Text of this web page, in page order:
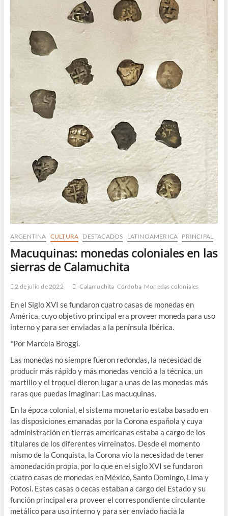
ARGENTINA CULTURA DESTACADOS LATINOAMERICA PRINCIPAL
Macuquinas: monedas coloniales en las
sierras de Calamuchita
2 de julio de 2022 Calamuchita Córdoba Monedas coloniales
En el Siglo XVI se fundaron cuatro casas de monedas en
América, cuyo objetivo principal era proveer moneda para uso
interno y para ser enviadas a la península Ibérica.
*Por Marcela Broggi.
Las monedas no siempre fueron redondas, la necesidad de
producir más rápido y más monedas venció a la técnica, un
martillo y el troquel dieron lugar a unas de las monedas más
raras que puedas imaginar: Las macuquinas.
En la época colonial, el sistema monetario estaba basado en
las disposiciones emanadas por la Corona española y cuya
administración en tierras americanas estaba a cargo de los
titulares de los diferentes virreinatos. Desde el momento
mismo de la Conquista, la Corona vio la necesidad de tener
amonedación propia, por lo que en el siglo XVI se fundaron
cuatro casas de monedas en México, Santo Domingo, Lima y
Potosí. Estas casas o cecas estaban a cargo del Estado y su
función principal era proveer el correspondiente circulante
metálico para uso interno y para ser enviado hacia la